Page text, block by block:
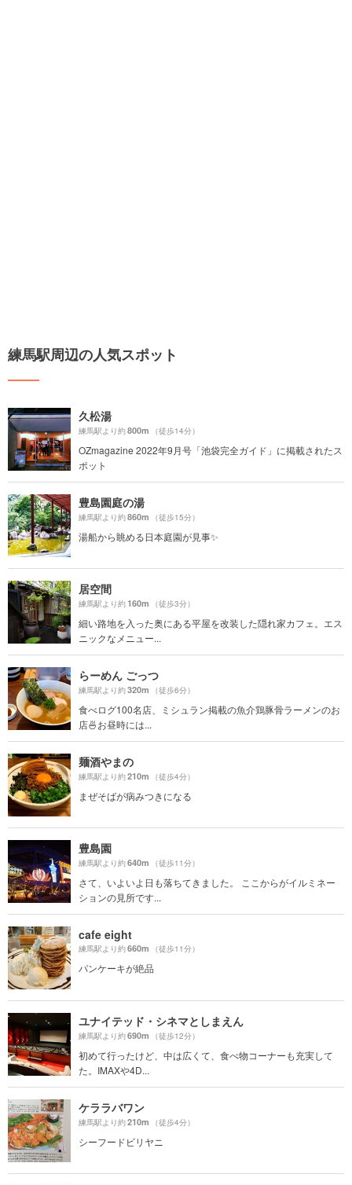
練馬駅周辺の人気スポット
久松湯
練馬駅より約800m （徒歩14分）
OZmagazine 2022年9月号「池袋完全ガイド」に掲載されたス
ポット
豊島園庭の湯
練馬駅より約860m （徒歩15分）
湯船から眺める日本庭園が見事✨
居空間
練馬駅より約160m （徒歩3分）
細い路地を入った奥にある平屋を改装した隠れ家カフェ。エス
ニックなメニュー...
らーめん ごっつ
練馬駅より約320m （徒歩6分）
食べログ100名店、ミシュラン掲載の魚介鶏豚骨ラーメンのお
店🍜お昼時には...
麺酒やまの
練馬駅より約210m （徒歩4分）
まぜそばが病みつきになる
豊島園
練馬駅より約640m （徒歩11分）
さて、いよいよ日も落ちてきました。 ここからがイルミネー
ションの見所です...
cafe eight
練馬駅より約660m （徒歩11分）
パンケーキが絶品
ユナイテッド・シネマとしまえん
練馬駅より約690m （徒歩12分）
初めて行ったけど、中は広くて、食べ物コーナーも充実して
た。IMAXや4D...
ケララバワン
練馬駅より約210m （徒歩4分）
シーフードビリヤニ